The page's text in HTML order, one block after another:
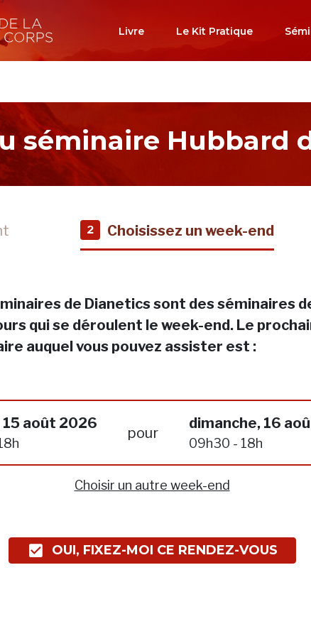
Livre Le Kit Pratique
séminaire Hubbard
2 Choisissez un week-end
de Dianetics sont des séminaires
qui se déroulent le week-end. Le
auquel vous pouvez assister est :
15 août 2026
pour
dimanche, 16
09h30 - 18h
Choisir un autre week-end
OUI, FIXEZ-MOI CE RENDEZ-VOUS